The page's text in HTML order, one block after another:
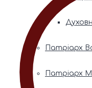
Патріарх
Патріарх